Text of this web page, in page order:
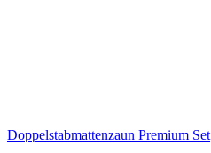
Doppelstabmattenzaun Premium Set